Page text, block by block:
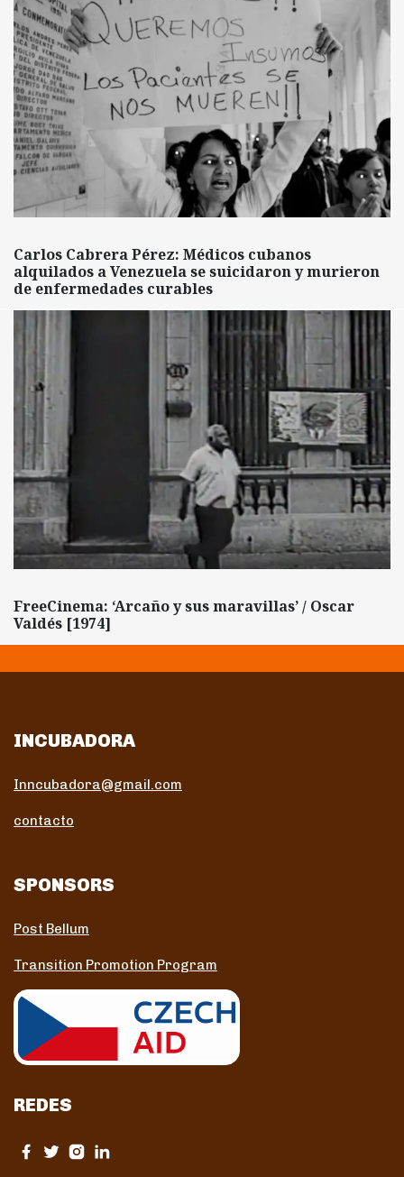
Carlos Cabrera Pérez: Médicos cubanos
alquilados a Venezuela se suicidaron y murieron
de enfermedades curables
FreeCinema: ‘Arcaño y sus maravillas’ / Oscar
Valdés [1974]
INCUBADORA
Inncubadora@gmail.com
contacto
SPONSORS
Post Bellum
Transition Promotion Program
REDES